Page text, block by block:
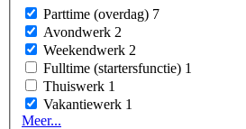
Parttime (overdag) 7
Avondwerk 2
Weekendwerk 2
Fulltime (startersfunctie) 1
Thuiswerk 1
Vakantiewerk 1
Meer...